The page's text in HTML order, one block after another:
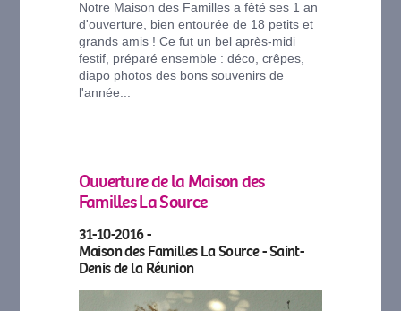
Notre Maison des Familles a fêté ses 1 an
d'ouverture, bien entourée de 18 petits et
grands amis ! Ce fut un bel après-midi
festif, préparé ensemble : déco, crêpes,
diapo photos des bons souvenirs de
l'année...
Ouverture de la Maison des
Familles La Source
31-10-2016 -
Maison des Familles La Source - Saint-
Denis de la Réunion